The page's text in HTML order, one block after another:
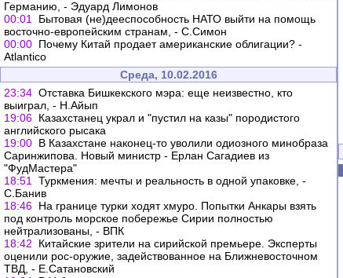
Германию, - Эдуард Лимонов
00:01
Бытовая (не)дееспособность НАТО выйти на помощь
восточно-европейским странам, - С.Симон
00:00 Почему Китай продает американские облигации? -
Atlantico
Среда, 10.02.2016
23:34 Отставка Бишкекского мэра: еще неизвестно, кто
выиграл, - Н.Айып
19:06 Казахстанец украл и "пустил на казы" породистого
английского рысака
19:00 В Казахстане наконец-то уволили одиозного минобраза
Саринжипова. Новый министр - Ерлан Сагадиев из
"ФудМастера"
18:51
Туркмения: мечты и реальность в одной упаковке, -
С.Банив
18:46 На границе турки ходят хмуро. Попытки Анкары взять
под контроль морское побережье Сирии полностью
нейтрализованы, - ВПК
18:42
Китайские зрители на сирийской премьере. Эксперты
оценили рос-оружие, задействованное на Ближневосточном
ТВД, - Е.Сатановский